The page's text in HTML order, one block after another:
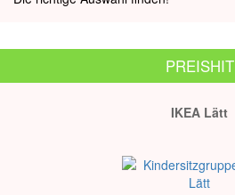
PREISHIT
IKEA Lätt